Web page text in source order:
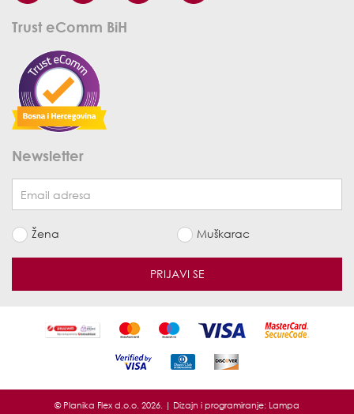
Trust eComm BiH
Newsletter
Žena Muškarac
PRIJAVI SE
© Planika Flex d.o.o. 2026. | Dizajn i programiranje: Lampa